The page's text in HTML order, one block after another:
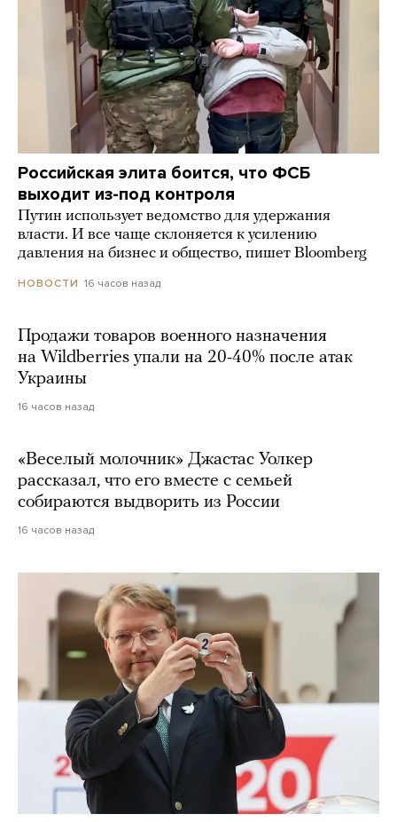
Российская элита боится, что ФСБ
выходит из-под контроля
Путин использует ведомство для удержания
власти. И все чаще склоняется к усилению
давления на бизнес и общество, пишет Bloomberg
НОВОСТИ 16 часов назад
Продажи товаров военного назначения
на Wildberries упали на 20-40% после атак
Украины
16 часов назад
«Веселый молочник» Джастас Уолкер
рассказал, что его вместе с семьей
собираются выдворить из России
16 часов назад